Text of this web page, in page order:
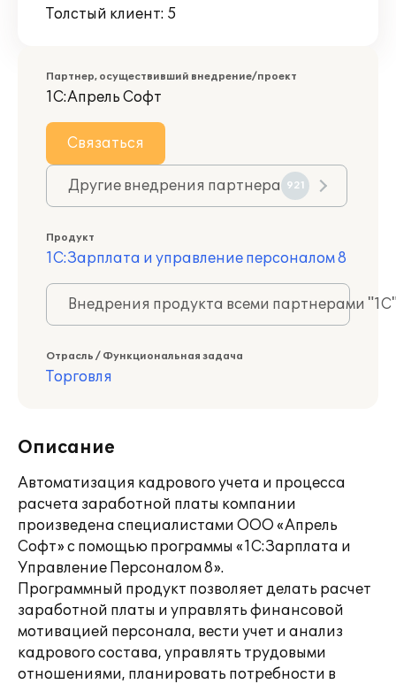
Толстый клиент: 5
Партнер, осуществивший внедрение/проект
1С:Апрель Софт
Связаться
Другие внедрения партнера 921
Продукт
1С:Зарплата и управление персоналом 8
Внедрения продукта всеми партнерами
Отрасль / Функциональная задача
Торговля
Описание
Автоматизация кадрового учета и процесса
расчета заработной платы компании
произведена специалистами ООО «Апрель
Софт» с помощью программы «1С:Зарплата и
Управление Персоналом 8».
Программный продукт позволяет делать расчет
заработной платы и управлять финансовой
мотивацией персонала, вести учет и анализ
кадрового состава, управлять трудовыми
отношениями, планировать потребности в